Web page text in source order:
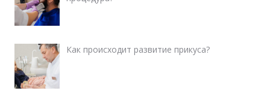
Как происходит развитие прикуса?